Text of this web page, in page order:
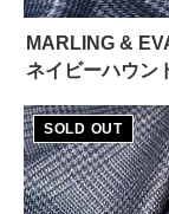
MARLING &
ネイビーハウン